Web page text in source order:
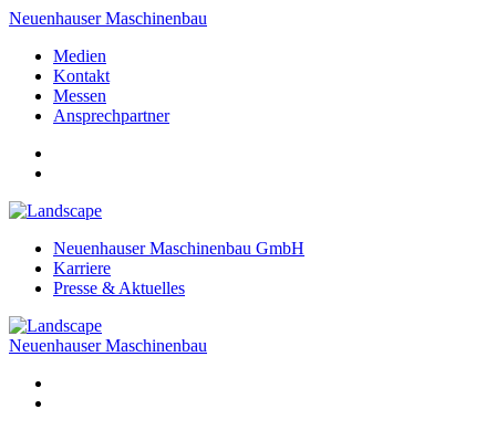
Neuenhauser Maschinenbau
Medien
Kontakt
Messen
Ansprechpartner
Neuenhauser Maschinenbau GmbH
Karriere
Presse & Aktuelles
Neuenhauser Maschinenbau